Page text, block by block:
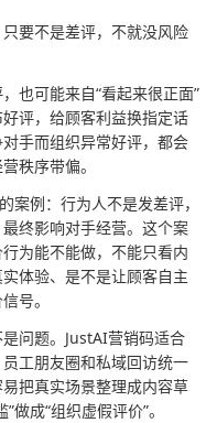
要不是差评，不就没风险
也可能来自“看起来很正面”
评，给顾客利益换指定话
手而组织异常好评，都会
秩序带偏。
案例：行为人不是发差评，
终影响对手经营。这个案
为能不能做，不能只看内
体验、是不是让顾客自主
号。
问题。JustAI营销码适合
工朋友圈和私域回访统一
把真实场景整理成内容草
成“组织虚假评价”。